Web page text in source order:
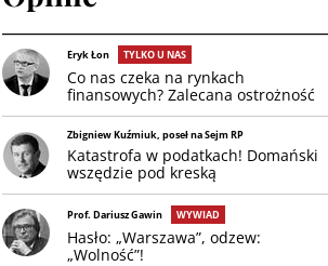
Eryk Łon TYLKO U NAS
Co nas czeka na rynkach
finansowych? Zalecana ostrożność
Zbigniew Kuźmiuk, poseł na Sejm RP
Katastrofa w podatkach! Domański
wszędzie pod kreską
Prof. Dariusz Gawin WYWIAD
Hasło: „Warszawa”, odzew:
„Wolność”!